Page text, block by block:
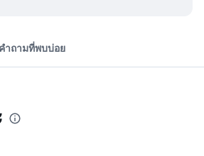
คำถามที่พบบ่อย